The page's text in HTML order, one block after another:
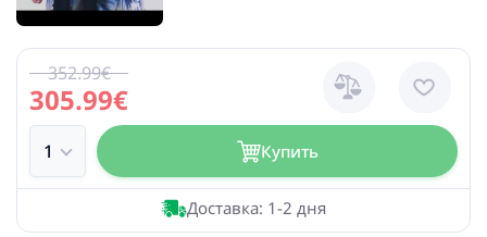
305.99€
352.99€
Купить
Доставка: 1-2 дня